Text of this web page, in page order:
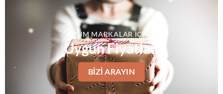
TÜM MARKALAR IÇIN
Uygun Fiyatlar
BIZI ARAYIN